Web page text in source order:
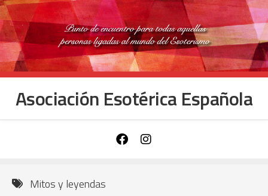
Saltar
al
contenido
Asociación Esotérica Española
Mitos y leyendas